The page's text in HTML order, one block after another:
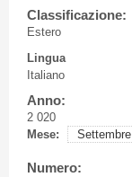
Classificazione:
Estero
Lingua
Italiano
Anno:
2 020
Mese:
Settembre
Numero: